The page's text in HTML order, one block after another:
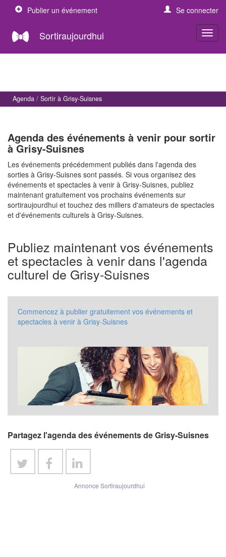
Publier un événement Se connecter
Sortiraujourdhui
Agenda Sortir à Grisy-Suisnes
Agenda des événements à venir pour sortir
à Grisy-Suisnes
Les événements précédemment publiés dans l'agenda des
sorties à Grisy-Suisnes sont passés. Si vous organisez des
événements et spectacles à venir à Grisy-Suisnes, publiez
maintenant gratuitement vos prochains événements sur
sortiraujourdhui et touchez des milliers d'amateurs de spectacles
et d'événements culturels à Grisy-Suisnes.
Publiez maintenant vos événements
et spectacles à venir dans l'agenda
culturel de Grisy-Suisnes
Commencez à publier gratuitement vos événements et
spectacles à venir à Grisy-Suisnes
Partagez l'agenda des événements de Grisy-Suisnes
Annonce Sortiraujourdhui